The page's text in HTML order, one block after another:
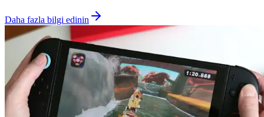
Daha fazla bilgi edinin